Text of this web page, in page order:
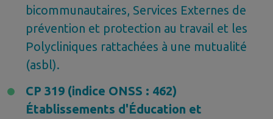
bicommunautaires, Services Externes de
prévention et protection au travail et les
Polycliniques rattachées à une mutualité
(asbl).
CP 319 (indice ONSS : 462)
Établissements d'Éducation et